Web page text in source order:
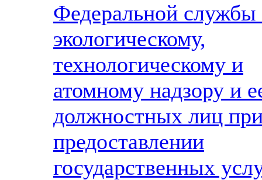
Федеральной службы
экологическому,
технологическому и
атомному надзору и
должностных лиц
предоставлении
государственных